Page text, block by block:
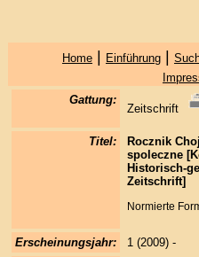
Home| Einführung|
Gattung:
Zeitschrift
Titel:
Rocznik
spoleczne
Historisch-
Zeitschrift]
Normierte
Erscheinungsjahr:
1 (2009) -